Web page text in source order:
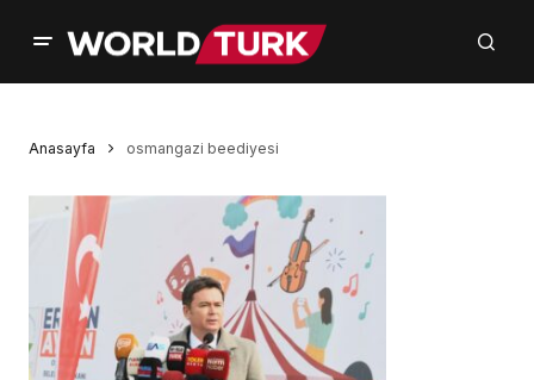
Anasayfa osmangazi beediyesi